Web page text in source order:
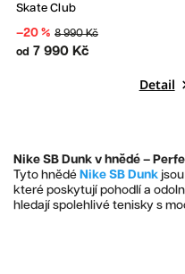
Skate Club
–20 % 8 990 Kč
od 7 990 Kč
Detail
Nike SB Dunk v hnědé –
Tyto hnědé Nike SB Dunk
které poskytují pohodlí a
hledají spolehlivé tenisky s